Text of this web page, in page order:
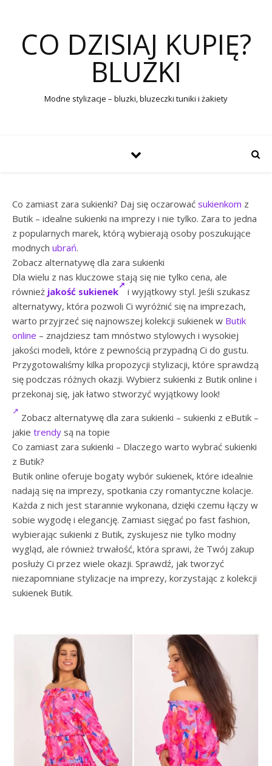
CO DZISIAJ KUPIĘ?
BLUZKI
Modne stylizacje – bluzki, bluzeczki tuniki i żakiety
Co zamiast zara sukienki? Daj się oczarować sukienkom z
Butik – idealne sukienki na imprezy i nie tylko. Zara to jedna
z popularnych marek, którą wybierają osoby poszukujące
modnych ubrań.
Zobacz alternatywę dla zara sukienki
Dla wielu z nas kluczowe stają się nie tylko cena, ale
również jakość sukienek
i wyjątkowy styl. Jeśli szukasz
alternatywy, która pozwoli Ci wyróżnić się na imprezach,
warto przyjrzeć się najnowszej kolekcji sukienek w Butik
online – znajdziesz tam mnóstwo stylowych i wysokiej
jakości modeli, które z pewnością przypadną Ci do gustu.
Przygotowaliśmy kilka propozycji stylizacji, które sprawdzą
się podczas różnych okazji. Wybierz sukienki z Butik online i
przekonaj się, jak łatwo stworzyć wyjątkowy look!
Zobacz alternatywę dla zara sukienki – sukienki z eButik –
jakie trendy są na topie
Co zamiast zara sukienki – Dlaczego warto wybrać sukienki
z Butik?
Butik online oferuje bogaty wybór sukienek, które idealnie
nadają się na imprezy, spotkania czy romantyczne kolacje.
Każda z nich jest starannie wykonana, dzięki czemu łączy w
sobie wygodę i elegancję. Zamiast sięgać po fast fashion,
wybierając sukienki z Butik, zyskujesz nie tylko modny
wygląd, ale również trwałość, która sprawi, że Twój zakup
posłuży Ci przez wiele okazji. Sprawdź, jak tworzyć
niezapomniane stylizacje na imprezy, korzystając z kolekcji
sukienek Butik.